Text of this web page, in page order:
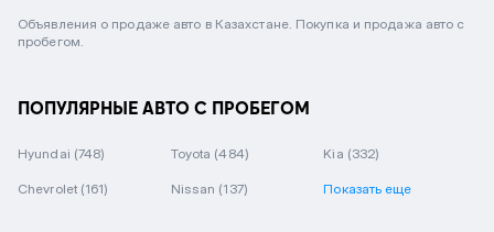
Объявления о продаже авто в Казахстане. Покупка и продажа авто с
пробегом.
ПОПУЛЯРНЫЕ АВТО С ПРОБЕГОМ
Hyundai (748) Toyota (484) Kia (332)
Chevrolet (161) Nissan (137) Показать еще